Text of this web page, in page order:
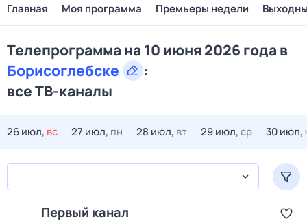
Главная Моя программа Премьеры недели
Телепрограмма на 10 июня 2026 года в
Борисоглебске
:
все ТВ-каналы
26 июл, вс 27 июл, пн 28 июл, вт 29 июл,ср 30 июл,
Первый канал